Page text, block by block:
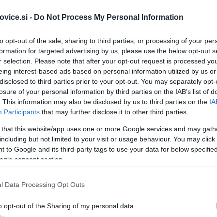
- Do Not Process My Personal Information
opt-out of the sale, sharing to third parties, or processing of your
for targeted advertising by us, please use the below opt-out
selection. Please note that after your opt-out request is processed
interest-based ads based on personal information utilized by us
to third parties prior to your opt-out. You may separately
of your personal information by third parties on the IAB’s list of
This information may also be disclosed by us to third parties on the
Participants that may further disclose it to other third parties.
that this website/app uses one or more Google services and may
but not limited to your visit or usage behaviour. You may
to Google and its third-party tags to use your data for below
consent section.
Data Processing Opt Outs
opt-out of the Sharing of my personal data.
rastočih gorsko turističnih destinacij v Evropi, se
ter se lotile dela na trailih, da bodo pripravljeni za vse
Flat Out Days, ki bo na Kopah potekal med 14. in 20.
in vse obiskovalce,ki radi uživajo v športu,